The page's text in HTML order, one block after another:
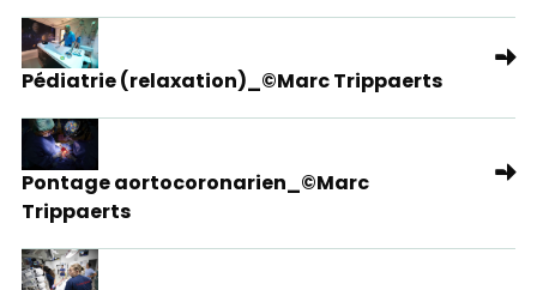
Pédiatrie (relaxation)_©Marc Trippaerts
Pontage aortocoronarien_©Marc
Trippaerts